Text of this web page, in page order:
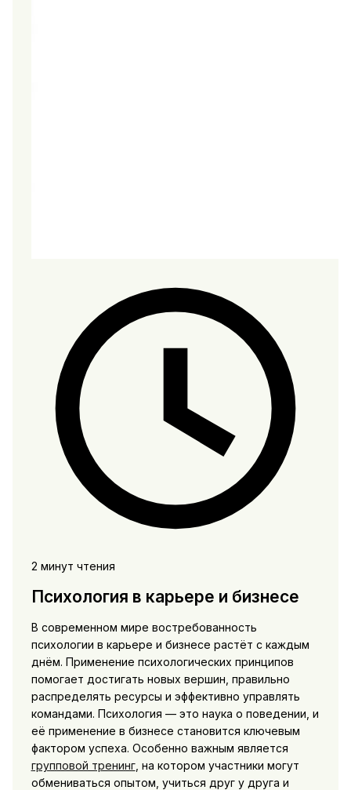
2 минут чтения
Психология в карьере и бизнесе
В современном мире востребованность
психологии в карьере и бизнесе растёт с каждым
днём. Применение психологических принципов
помогает достигать новых вершин, правильно
распределять ресурсы и эффективно управлять
командами. Психология — это наука о поведении, и
её применение в бизнесе становится ключевым
фактором успеха. Особенно важным является
групповой тренинг, на котором участники могут
обмениваться опытом, учиться друг у друга и